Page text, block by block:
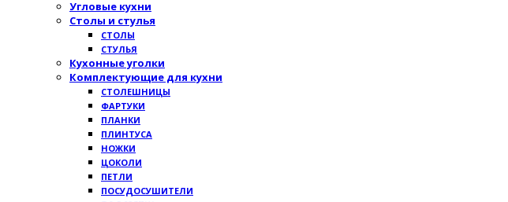
Угловые кухни
Столы и стулья
СТОЛЫ
СТУЛЬЯ
Кухонные уголки
Комплектующие для кухни
СТОЛЕШНИЦЫ
ФАРТУКИ
ПЛАНКИ
ПЛИНТУСА
НОЖКИ
ЦОКОЛИ
ПЕТЛИ
ПОСУДОСУШИТЕЛИ